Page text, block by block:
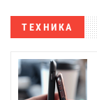
ТЕХНИКА